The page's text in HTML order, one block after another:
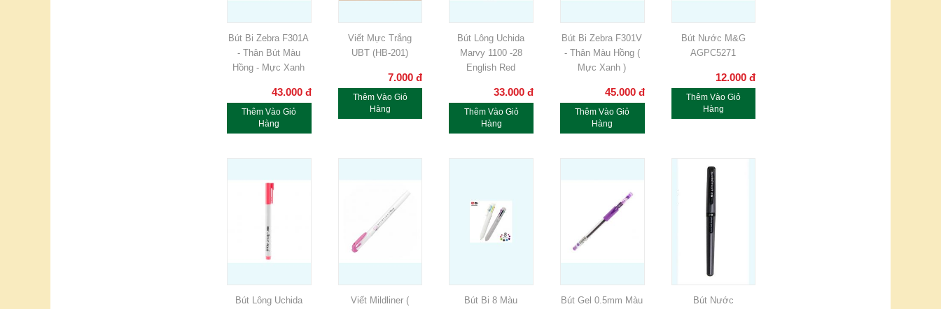
Bút Bi Zebra F301A
- Thân Bút Màu
Hồng - Mực Xanh
43.000 đ
Thêm Vào Giỏ
Hàng
Viết Mực Trắng
UBT (HB-201)
7.000 đ
Thêm Vào Giỏ
Hàng
Bút Lông Uchida
Marvy 1100 -28
English Red
33.000 đ
Thêm Vào Giỏ
Hàng
Bút Bi Zebra F301V
- Thân Màu Hồng (
Mực Xanh )
45.000 đ
Thêm Vào Giỏ
Hàng
Bút Nước M&G
AGPC5271
12.000 đ
Thêm Vào Giỏ
Hàng
Bút Lông Uchida
Viết Mildliner (
Bút Bi 8 Màu
Bút Gel 0.5mm Màu
Bút Nước